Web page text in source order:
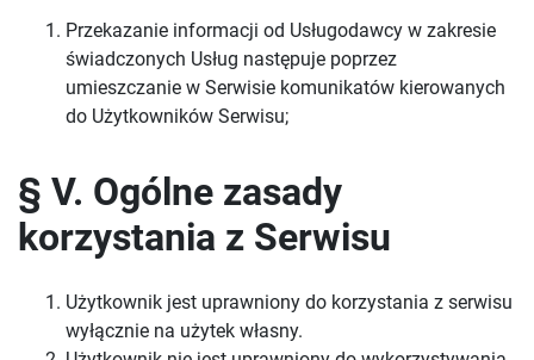
Przekazanie informacji od Usługodawcy w zakresie
świadczonych Usług następuje poprzez
umieszczanie w Serwisie komunikatów kierowanych
do Użytkowników Serwisu;
§ V. Ogólne zasady
korzystania z Serwisu
Użytkownik jest uprawniony do korzystania z serwisu
wyłącznie na użytek własny.